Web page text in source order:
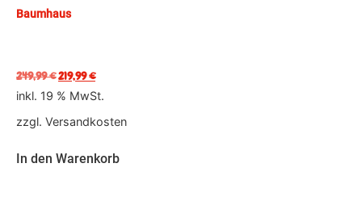
Baumhaus
249,99€219,99€
inkl. 19 % MwSt.
zzgl. Versandkosten
In den Warenkorb